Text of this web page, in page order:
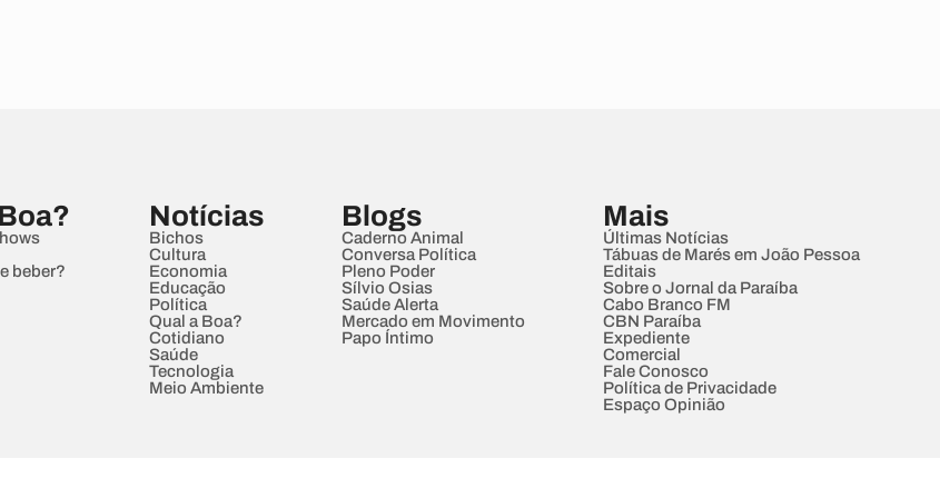
beber?
Notícias
Bichos
Cultura
Economia
Educação
Política
Qual a Boa?
Cotidiano
Saúde
Tecnologia
Meio Ambiente
Blogs
Caderno Animal
Conversa Política
Pleno Poder
Sílvio Osias
Saúde Alerta
Mercado em Movimento
Papo Íntimo
Mais
Últimas Notícias
Tábuas de Marés em João Pessoa
Editais
Sobre o Jornal da Paraíba
Cabo Branco FM
CBN Paraíba
Expediente
Comercial
Fale Conosco
Política de Privacidade
Espaço Opinião